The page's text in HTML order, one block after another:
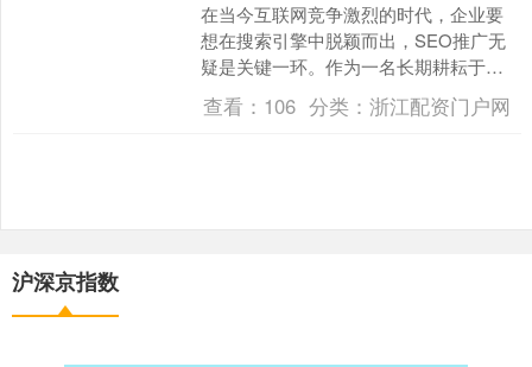
在当今互联网竞争激烈的时代，企业要
想在搜索引擎中脱颖而出，SEO推广无
疑是关键一环。作为一名长期耕耘于网
络营销领域的从业者，我深知选择一家
靠谱的SEO推广公司对....
查看： 106 分类： 浙江配资门户网
沪深京指数